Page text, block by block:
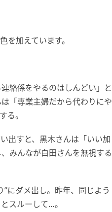
加えています。
絡係をやるのはしんどい」と
「専業主婦だから代わりにや
る。
出すと、黒木さんは「いい加
みんなが白田さんを無視する
にダメ出し。昨年、同じよう
スルーして…。